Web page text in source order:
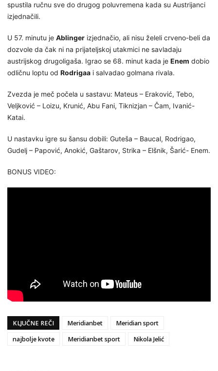
spustila ručnu sve do drugog poluvremena kada su Austrijanci
izjednačili.
U 57. minutu je Ablinger izjednačio, ali nisu želeli crveno-beli da
dozvole da čak ni na prijateljskoj utakmici ne savladaju
austrijskog drugoligaša. Igrao se 68. minut kada je Enem dobio
odličnu loptu od Rodrigaa i salvadao golmana rivala.
Zvezda je meč počela u sastavu: Mateus – Eraković, Tebo,
Veljković – Loizu, Krunić, Abu Fani, Tiknizjan – Čam, Ivanić-
Katai.
U nastavku igre su šansu dobili: Guteša – Baucal, Rodrigao,
Gudelj – Papović, Anokić, Gaštarov, Strika – Elšnik, Šarić- Enem.
BONUS VIDEO:
KLJUČNE REČI Meridianbet
Meridian sport
najbolje kvote
Meridianbet sport Nikola Jelić